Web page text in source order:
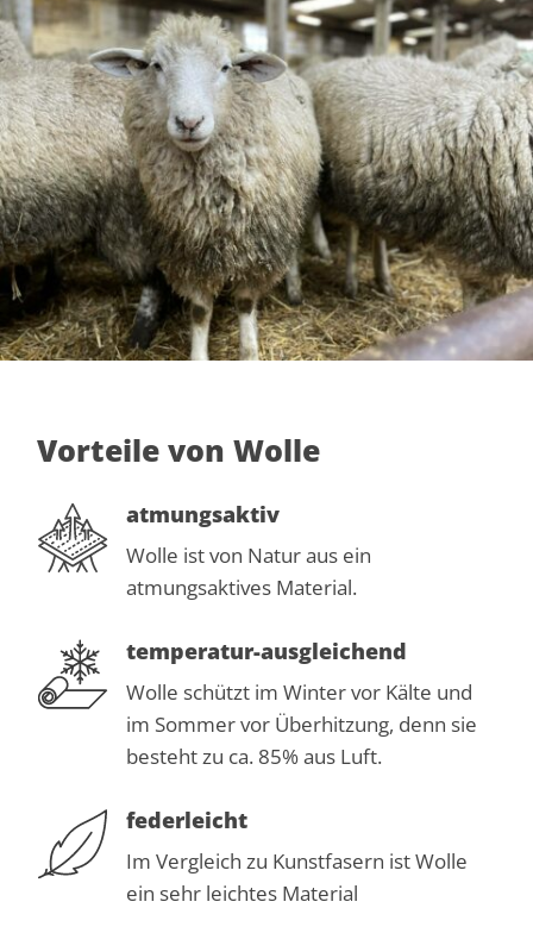
Vorteile von Wolle
atmungsaktiv
Wolle ist von Natur aus ein
atmungsaktives Material.
temperatur-ausgleichend
Wolle schützt im Winter vor Kälte und
im Sommer vor Überhitzung, denn sie
besteht zu ca. 85% aus Luft.
federleicht
Im Vergleich zu Kunstfasern ist Wolle
ein sehr leichtes Material